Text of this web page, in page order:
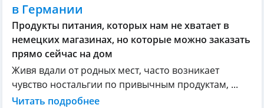
в Германии
Продукты питания, которых нам не хватает в
немецких магазинах, но которые можно заказать
прямо сейчас на дом
Живя вдали от родных мест, часто возникает
чувство ностальгии по привычным продуктам, ...
Читать подробнее